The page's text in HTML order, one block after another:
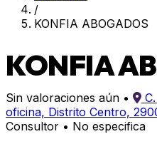
/
KONFIA ABOGADOS
KONFIA
Sin valoraciones aún •
oficina, Distrito Centro,
Consultor • No especifica